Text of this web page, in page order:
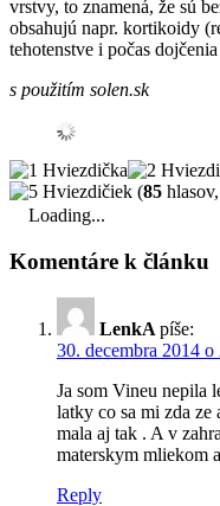
vrstvy, to znamená, že sú
obsahujú napr. kortikoidy
tehotenstve i počas
s použitím solen.sk
(85
Loading...
Komentáre k článku
LenkA píše:
30. decembra 2014 o
Ja som Vineu nepila
latky co sa mi zda ze
mala aj tak . A v
materskym mliekom
Reply